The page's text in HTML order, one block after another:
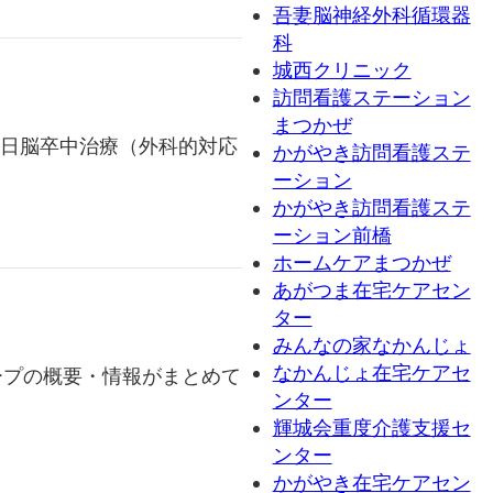
脳卒中治療（外科的対応
の概要・情報がまとめて
吾妻脳神経外科循環器
科
城西クリニック
訪問看護ステーション
まつかぜ
かがやき訪問看護ステ
ーション
かがやき訪問看護ステ
ーション前橋
ホームケアまつかぜ
あがつま在宅ケアセン
ター
みんなの家なかんじょ
なかんじょ在宅ケアセ
ンター
輝城会重度介護支援セ
ンター
かがやき在宅ケアセン